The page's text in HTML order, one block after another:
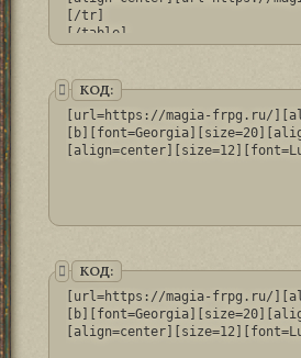
[/tr]
[/table]
КОД:
[url=https://magia-frpg.ru/
КОД:
[url=https://magia-frpg.ru/